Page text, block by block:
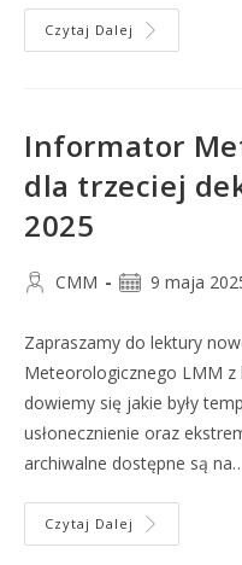
Czytaj Dalej
Informator
dla trzeciej
2025
CMM 9 maja
Zapraszamy do lektury
Meteorologicznego LMM
dowiemy się jakie były
usłonecznienie oraz
archiwalne dostępne są
Czytaj Dalej